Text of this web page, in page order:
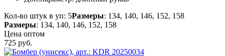
Кол-во штук в уп: 5Размеры: 134, 140, 146, 152, 158
Размеры: 134, 140, 146, 152, 158
Цена оптом
725 руб.